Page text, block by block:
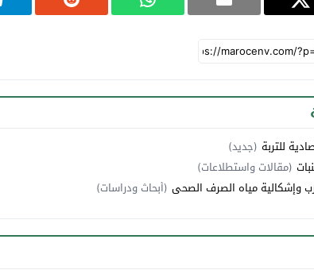
للتربة (جديد)
(مقالات واستطلاعات)
وإشكالية مياه الصرف الصحي (أبحاث ودراسات)